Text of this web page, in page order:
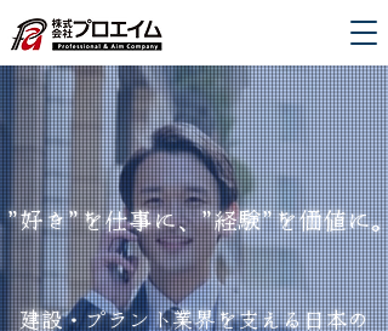
”好き”を仕事に、”経験”を価値に。
建設・プラント業界を支える日本の